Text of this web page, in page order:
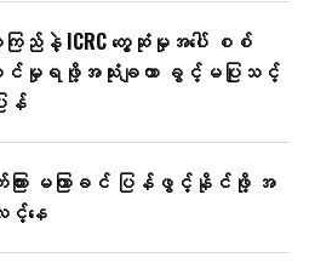
ကြည်နဲ့ ICRC တွေ့ဆုံမှုအပေါ် စစ်
င်မှုရဖို့အသုံးချတာ ခွင့်မပြုသင့်
န်
ကြား မကြာခင် ပြန်ဖွင့်နိုင်ဖို့ အ
င့်နေ